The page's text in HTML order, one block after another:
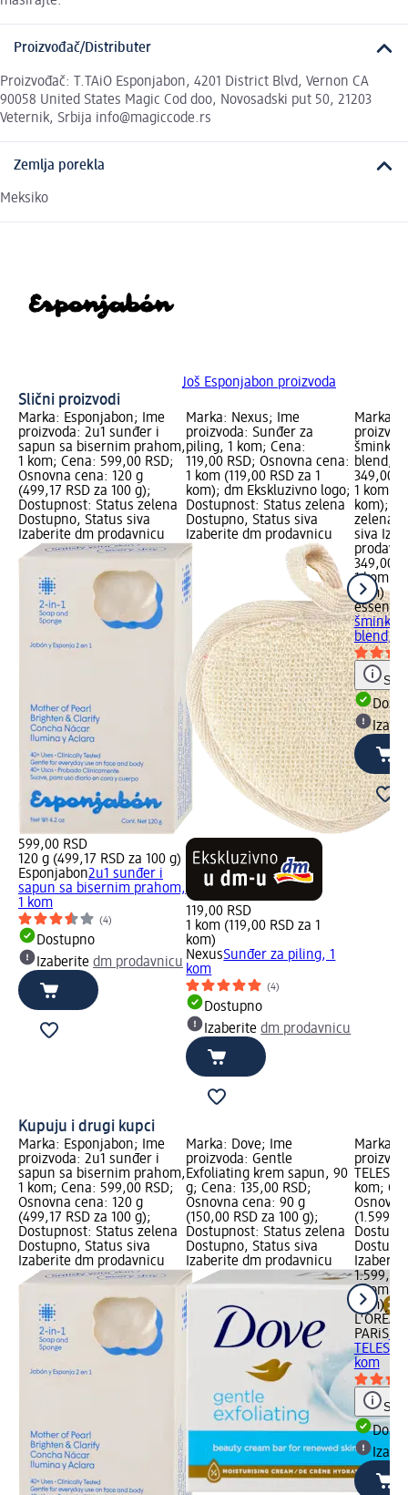
Proizvođač/Distributer
Proizvođač: T.TAiO Esponjabon, 4201 District Blvd, Vernon CA
90058 United States Magic Cod doo, Novosadski put 50, 21203
Veternik, Srbija info@magiccode.rs
Zemlja porekla
Meksiko
Još Esponjabon proizvoda
Slični proizvodi
Marka: Esponjabon; Ime
proizvoda: 2u1 sunđer i
sapun sa bisernim prahom,
1 kom; Cena: 599,00 RSD;
Osnovna cena: 120 g
(499,17 RSD za 100 g);
Dostupnost: Status zelena
Dostupno, Status siva
Izaberite dm prodavnicu
599,00 RSD
120 g (499,17 RSD za 100 g)
Esponjabon2u1 sunđer i
sapun sa bisernim prahom,
1 kom
(4)
Dostupno
Izaberite dm prodavnicu
Marka: Nexus; Ime
proizvoda: Sunđer za
piling, 1 kom; Cena:
119,00 RSD; Osnovna cena:
1 kom (119,00 RSD za 1
kom); dm Ekskluzivno logo;
Dostupnost: Status zelena
Dostupno, Status siva
Izaberite dm prodavnicu
119,00 RSD
1 kom (119,00 RSD za 1
kom)
NexusSunđer za piling, 1
kom
(4)
Dostupno
Izaberitedm prodavnicu
Marka:
blend, 1
349,00
1 kom
kom);
zelena
siva
349,00
1 kom
kom)
essence
blend, 1
Kupuju i drugi kupci
Marka: Esponjabon; Ime
proizvoda: 2u1 sunđer i
sapun sa bisernim prahom,
1 kom; Cena: 599,00 RSD;
Osnovna cena: 120 g
(499,17 RSD za 100 g);
Dostupnost: Status zelena
Dostupno, Status siva
Izaberite dm prodavnicu
Marka: Dove; Ime
proizvoda: Gentle
Exfoliating krem sapun, 90
g; Cena: 135,00 RSD;
Osnovna cena: 90 g
(150,00 RSD za 100 g);
Dostupnost: Status zelena
Dostupno, Status siva
Izaberite dm prodavnicu
Marka:
kom;
1.599,00
1 kom
kom)
L'ORÉAL
PARiS
kom